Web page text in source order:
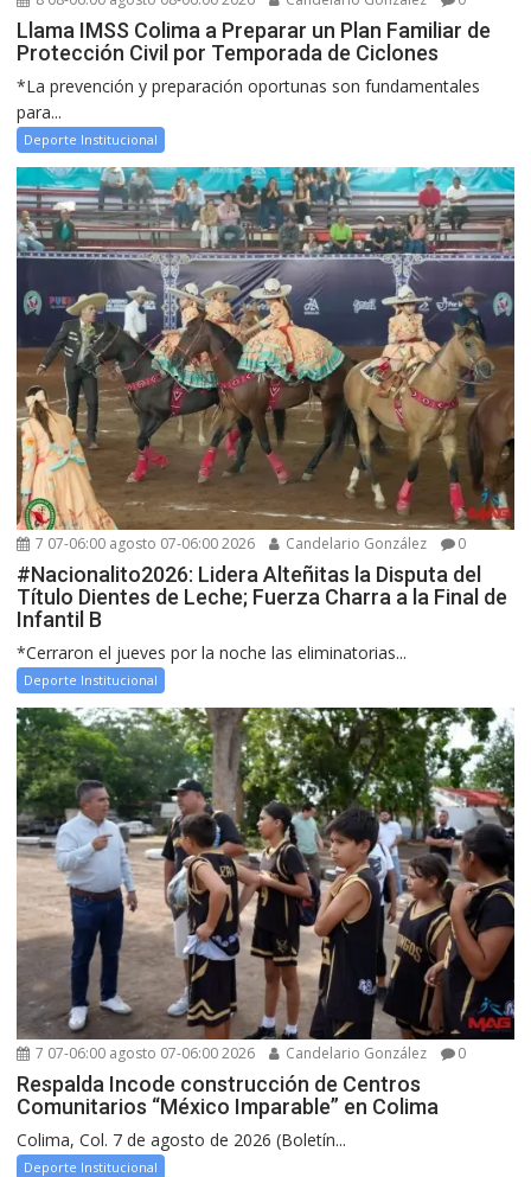
Llama IMSS Colima a Preparar un Plan Familiar de
Protección Civil por Temporada de Ciclones
*La prevención y preparación oportunas son fundamentales
para...
Deporte Institucional
7 07-06:00 agosto 07-06:00 2026 Candelario González 0
#Nacionalito2026: Lidera Alteñitas la Disputa del
Título Dientes de Leche; Fuerza Charra a la Final de
Infantil B
*Cerraron el jueves por la noche las eliminatorias...
Deporte Institucional
7 07-06:00 agosto 07-06:00 2026 Candelario González 0
Respalda Incode construcción de Centros
Comunitarios “México Imparable” en Colima
Colima, Col. 7 de agosto de 2026 (Boletín...
Deporte Institucional